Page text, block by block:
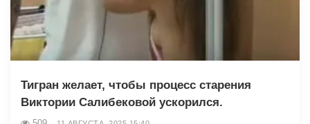
Тигран желает, чтобы процесс старения
Виктории Салибековой ускорился.